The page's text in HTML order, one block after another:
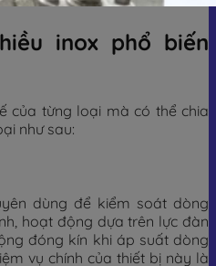
inox phổ biến
của từng loại mà có thể chia
như sau:
dùng để kiểm soát dòng
hoạt động dựa trên lực đàn
đóng kín khi áp suất dòng
vụ chính của thiết bị này là